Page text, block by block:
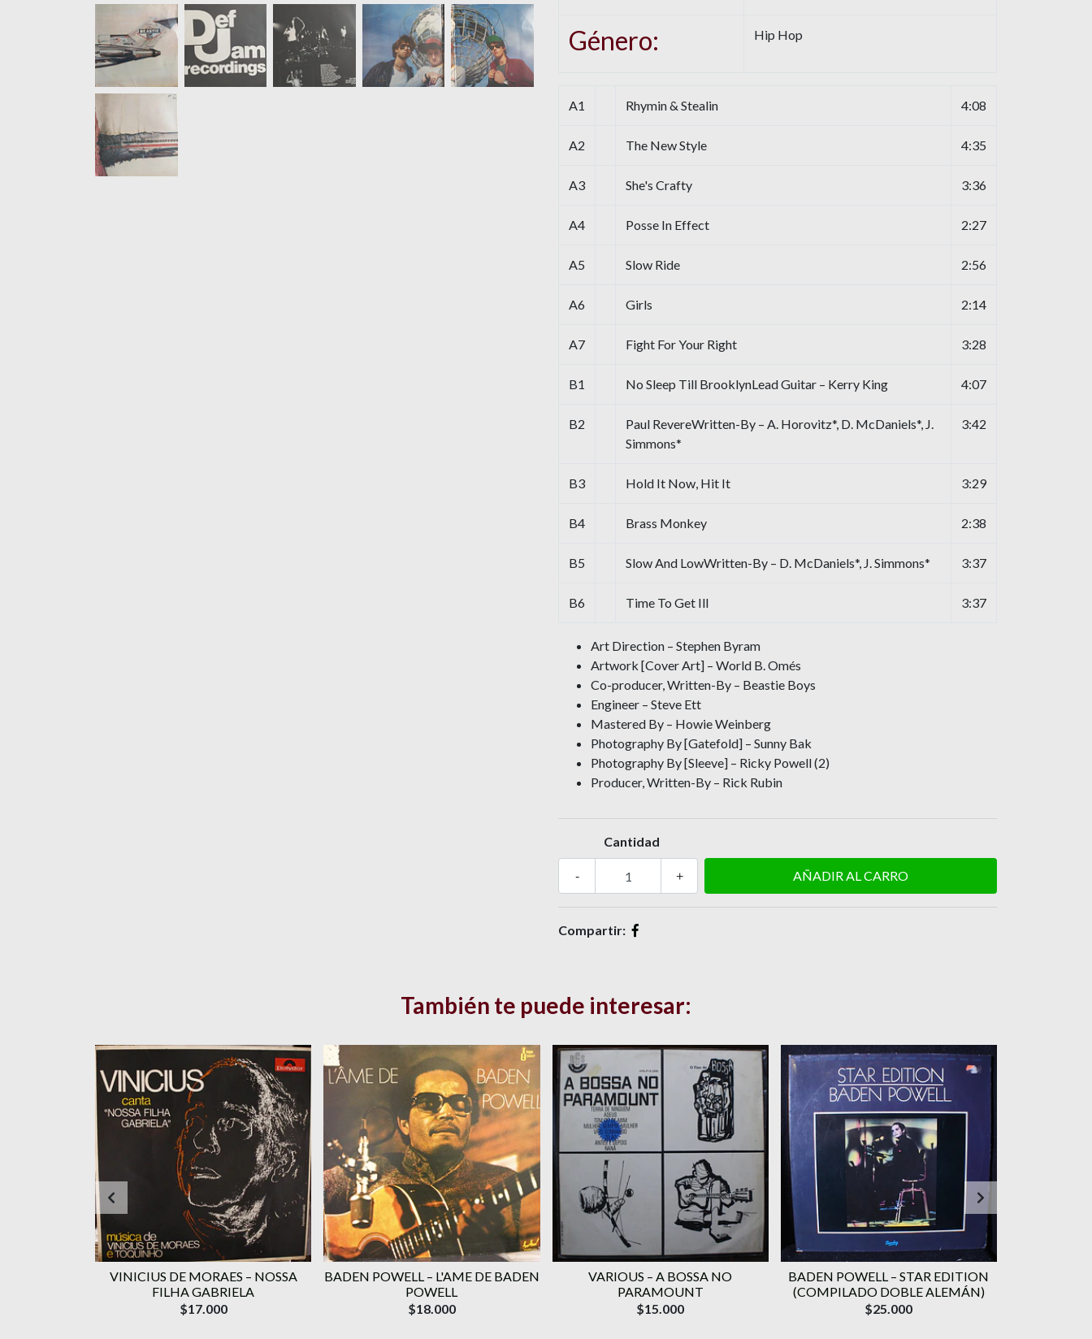
Género: Hip Hop
A1 Rhymin & Stealin 4:08
A2 The New Style 4:35
A3 She's Crafty 3:36
A4 Posse In Effect 2:27
A5 Slow Ride 2:56
A6 Girls 2:14
A7 Fight For Your Right 3:28
B1 No Sleep Till BrooklynLead Guitar – Kerry King 4:07
B2
Paul RevereWritten-By – A. Horovitz*, D. McDaniels*, J.
Simmons*
3:42
B3 Hold It Now, Hit It 3:29
B4 Brass Monkey 2:38
B5 Slow And LowWritten-By – D. McDaniels*, J. Simmons* 3:37
B6 Time To Get Ill 3:37
Art Direction – Stephen Byram
Artwork [Cover Art] – World B. Omés
Co-producer, Written-By – Beastie Boys
Engineer – Steve Ett
Mastered By – Howie Weinberg
Photography By [Gatefold] – Sunny Bak
Photography By [Sleeve] – Ricky Powell (2)
Producer, Written-By – Rick Rubin
Cantidad
+
-
Compartir:
También te puede interesar:
VINICIUS DE MORAES ‎– NOSSA
FILHA GABRIELA
$17.000
BADEN POWELL ‎– L'AME DE BADEN
POWELL
$18.000
VARIOUS ‎– A BOSSA NO
PARAMOUNT
$15.000
BADEN POWELL ‎– STAR EDITION
(COMPILADO DOBLE ALEMÁN)
$25.000